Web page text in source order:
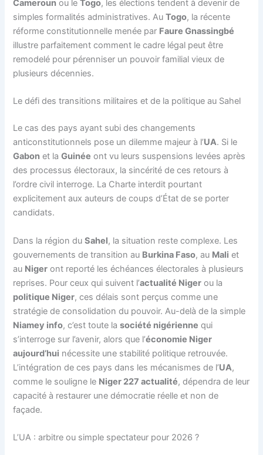
Cameroun ou leTogo, les élections tendent à devenir de
simples formalités administratives. AuTogo, la récente
réforme constitutionnelle menée par Faure Gnassingbé
illustre parfaitement comment le cadre légal peut être
remodelé pour pérenniser un pouvoir familial vieux de
plusieurs décennies.
Le défi des transitions militaires et de la politique au Sahel
Le cas des pays ayant subi des changements
anticonstitutionnels pose un dilemme majeur à l’UA. Si le
Gabon et laGuinée ont vu leurs suspensions levées après
des processus électoraux, la sincérité de ces retours à
l’ordre civil interroge. La Charte interdit pourtant
explicitement aux auteurs de coups d’État de se porter
candidats.
Dans la région duSahel, la situation reste complexe. Les
gouvernements de transition au Burkina Faso, au Mali et
au Niger ont reporté les échéances électorales à plusieurs
reprises. Pour ceux qui suivent l’actualité Niger ou la
politique Niger, ces délais sont perçus comme une
stratégie de consolidation du pouvoir. Au-delà de la simple
Niamey info, c’est toute lasociété nigérienne qui
s’interroge sur l’avenir, alors que l’économie Niger
aujourd’hui nécessite une stabilité politique retrouvée.
L’intégration de ces pays dans les mécanismes de l’UA,
comme le souligne le Niger 227 actualité, dépendra de leur
capacité à restaurer une démocratie réelle et non de
façade.
L’UA : arbitre ou simple spectateur pour 2026 ?